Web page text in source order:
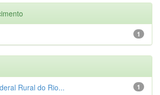
1
1
Rural do Rio...